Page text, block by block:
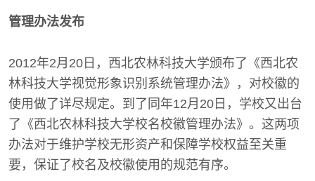
管理办法发布
2012年2月20日，西北农林科技大学颁布了《西北农
林科技大学视觉形象识别系统管理办法》，对校徽的
使用做了详尽规定。到了同年12月20日，学校又出台
了《西北农林科技大学校名校徽管理办法》。这两项
办法对于维护学校无形资产和保障学校权益至关重
要，保证了校名及校徽使用的规范有序。